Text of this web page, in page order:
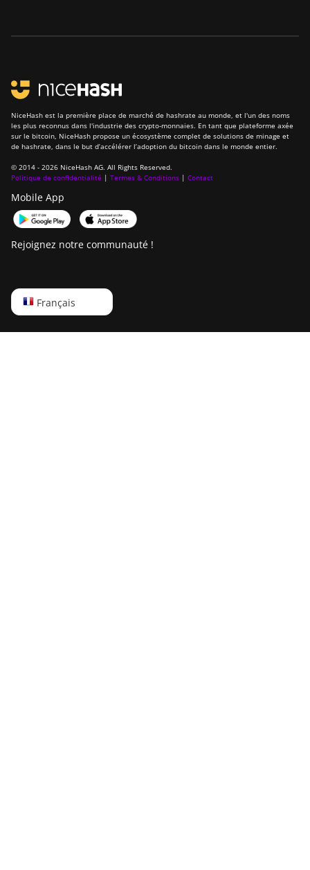
NiceHash est la première place de marché de hashrate au monde, et l'un des noms
les plus reconnus dans l'industrie des crypto-monnaies. En tant que plateforme axée
sur le bitcoin, NiceHash propose un écosystème complet de solutions de minage et
de hashrate, dans le but d’accélérer l’adoption du bitcoin dans le monde entier.
© 2014 - 2026 NiceHash AG. All Rights Reserved.
Politique de confidentialité | Termes & Conditions | Contact
Mobile App
Rejoignez notre communauté !
Français
English